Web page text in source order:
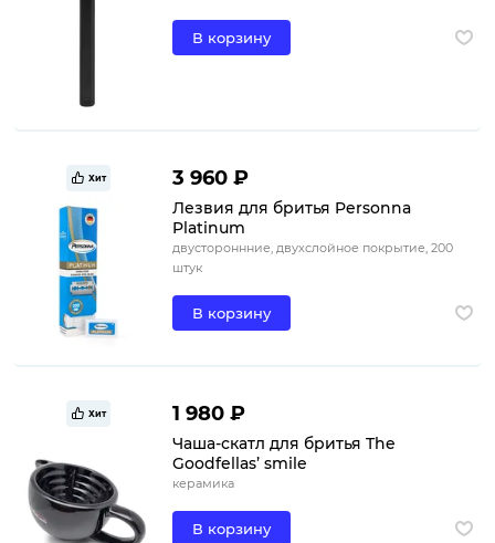
В корзину
Хит 3 960 ₽
Лезвия для бритья Personna
Platinum
двустороннние, двухслойное покрытие, 200
штук
В корзину
Хит 1 980 ₽
Чаша-скатл для бритья The
Goodfellas’ smile
керамика
В корзину